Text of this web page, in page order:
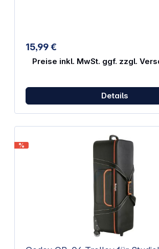
15,99 €
Preise inkl. MwSt. ggf. zzgl.
Details
%